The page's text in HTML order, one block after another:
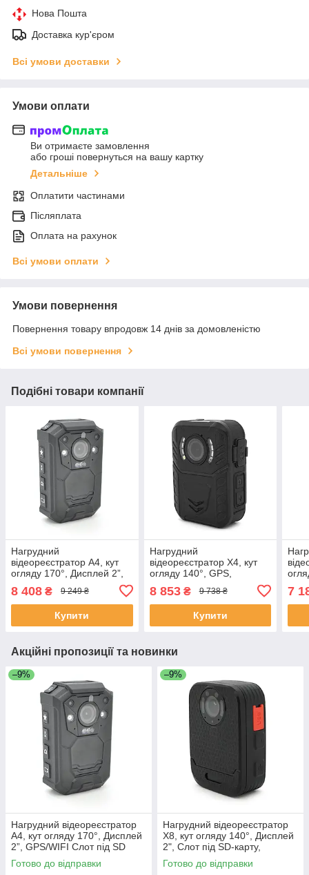
Нова Пошта
Доставка кур'єром
Всі умови доставки
Умови оплати
Ви отримаєте замовлення
або гроші повернуться на вашу картку
Детальніше
Оплатити частинами
Післяплата
Оплата на рахунок
Всі умови оплати
Умови повернення
Повернення товару впродовж 14 днів за домовленістю
Всі умови повернення
Подібні товари компанії
Нагрудний
відеореєстратор А4, кут
огляду 170°, Дисплей 2”,
карту, відео-2K/30fps,
Фото-48Мп, IP68, APP,
8 408 ₴ 9 249 ₴
Купити
Нагрудний
відеореєстратор Х4, кут
огляду 140°, GPS,
пам'ять, відео-4Мп/30fps,
Фото-30 Мп, IP68,
підсвітка ІЧ/LED,
8 853₴ 9 738 ₴
Купити
7
Акційні пропозиції та новинки
–9%
Нагрудний відеореєстратор
А4, кут огляду 170°, Дисплей
2”, GPS/WIFI Слот під SD
карту, відео-2K/30fps,
Фото-48Мп, IP68, APP,
Готово до відправки
–9%
Нагрудний відеореєстратор
X8, кут огляду 140°, Дисплей
2", Слот під SD-карту,
відео-3Мп/30fps, Фото-8Мп,
IP54 акб 2600 мАг,
Готово до відправки